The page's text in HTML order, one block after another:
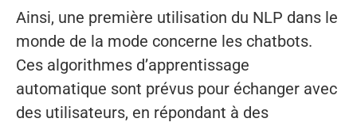
Ainsi, une première utilisation du NLP dans le
monde de la mode concerne les chatbots.
Ces algorithmes d’apprentissage
automatique sont prévus pour échanger avec
des utilisateurs, en répondant à des